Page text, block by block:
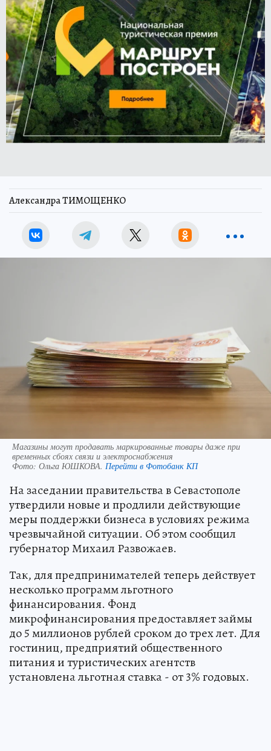
Александра ТИМОЩЕНКО
Магазины могут продавать маркированные товары даже при
временных сбоях связи и электроснабжения
Фото: Ольга ЮШКОВА. Перейти в Фотобанк КП
На заседании правительства в Севастополе
утвердили новые и продлили действующие
меры поддержки бизнеса в условиях режима
чрезвычайной ситуации. Об этом сообщил
губернатор Михаил Развожаев.
Так, для предпринимателей теперь действует
несколько программ льготного
финансирования. Фонд
микрофинансирования предоставляет займы
до 5 миллионов рублей сроком до трех лет. Для
гостиниц, предприятий общественного
питания и туристических агентств
установлена льготная ставка - от 3% годовых.